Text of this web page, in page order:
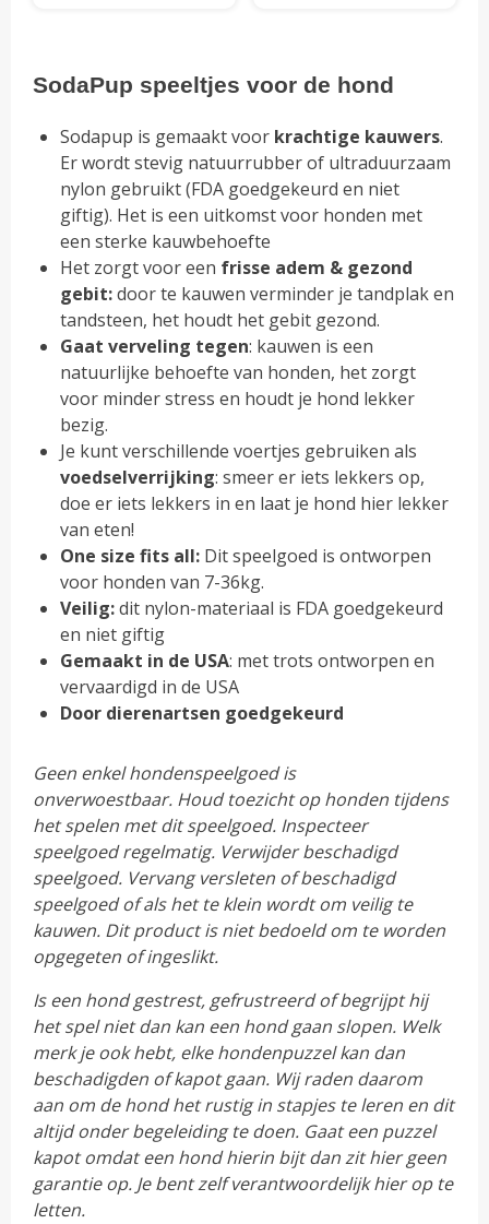
SodaPup speeltjes voor de hond
Sodapup is gemaakt voor krachtige kauwers.
Er wordt stevig natuurrubber of ultraduurzaam
nylon gebruikt (FDA goedgekeurd en niet
giftig). Het is een uitkomst voor honden met
een sterke kauwbehoefte
Het zorgt voor een frisse adem & gezond
gebit:door te kauwen verminder je tandplak en
tandsteen, het houdt het gebit gezond.
Gaat verveling tegen: kauwen is een
natuurlijke behoefte van honden, het zorgt
voor minder stress en houdt je hond lekker
bezig.
Je kunt verschillende voertjes gebruiken als
voedselverrijking: smeer er iets lekkers op,
doe er iets lekkers in en laat je hond hier lekker
van eten!
One size fits all: Dit speelgoed is ontworpen
voor honden van 7-36kg.
Veilig:dit nylon-materiaal is FDA goedgekeurd
en niet giftig
Gemaakt in de USA: met trots ontworpen en
vervaardigd in de USA
Door dierenartsen goedgekeurd
Geen enkel hondenspeelgoed is
onverwoestbaar. Houd toezicht op honden tijdens
het spelen met dit speelgoed. Inspecteer
speelgoed regelmatig. Verwijder beschadigd
speelgoed. Vervang versleten of beschadigd
speelgoed of als het te klein wordt om veilig te
kauwen. Dit product is niet bedoeld om te worden
opgegeten of ingeslikt.
Is een hond gestrest, gefrustreerd of begrijpt hij
het spel niet dan kan een hond gaan slopen. Welk
merk je ook hebt, elke hondenpuzzel kan dan
beschadigden of kapot gaan. Wij raden daarom
aan om de hond het rustig in stapjes te leren en dit
altijd onder begeleiding te doen. Gaat een puzzel
kapot omdat een hond hierin bijt dan zit hier geen
garantie op. Je bent zelf verantwoordelijk hier op te
letten.